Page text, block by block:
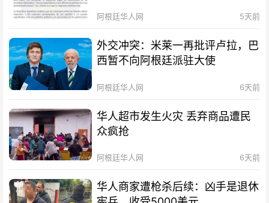
阿根廷华人网 5天前
外交冲突：米莱一再批评卢拉，巴
西暂不向阿根廷派驻大使
阿根廷华人网 6天前
华人超市发生火灾 丢弃商品遭民
众疯抢
阿根廷华人网 6天前
华人商家遭枪杀后续：凶手是退休